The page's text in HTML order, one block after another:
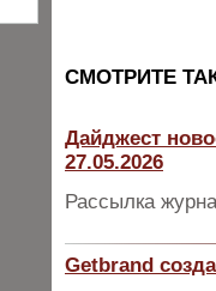
CМОТРИТЕ
Дайджест
27.05.2026
Рассылка
Getbrand